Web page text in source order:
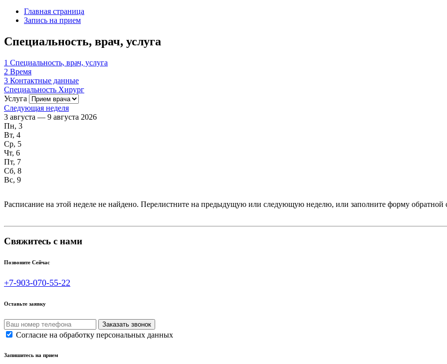
Главная страница
Запись на прием
Специальность, врач, услуга
1 Специальность, врач, услуга
2 Время
3 Контактные данные
Специальность Хирург
Услуга
Следующая неделя
3 августа — 9 августа 2026
Пн, 3
Вт, 4
Ср, 5
Чт, 6
Пт, 7
Сб, 8
Вс, 9
Расписание на этой неделе не найдено. Перелистните на предыдущую или следующую неделю, или заполните форму обратной
Свяжитесь с нами
Позвоните Сейчас
+7-903-070-55-22
Оставьте заявку
Согласие на обработку персональных данных
Запишитесь на прием